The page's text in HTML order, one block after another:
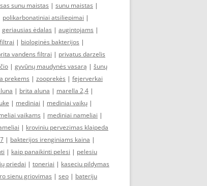
sunu maistas | sunu maistas |
polikarbonatiniai atsiliepimai |
geriausias ėdalas | augintojams |
| biologinės bakterijos |
vandens filtrai | privatus darzelis
| gyvūnų maudynės vasarą | šunų
prekems | zooprekės | fejerverkai
| brita aluna | marella 2,4 |
| mediniai | mediniai vaikų |
vaikams | mediniai nameliai |
| kroviniu pervezimas klaipeda
| bakterijos irenginiams kaina |
| kaip panaikinti pelesi | pelesiu
priedai | toneriai | kaseciu pildymas
sienu griovimas | seo | bateriju